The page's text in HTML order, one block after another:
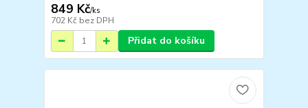
849 Kč/ks
702 Kč bez DPH
Přidat do košíku